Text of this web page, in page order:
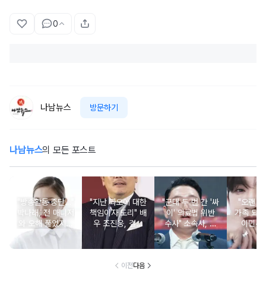
0
나남뉴스 방문하기
나남뉴스의 모든 포스트
"방송활동 중단…"
박나래, 전 매니저
와 오해 풀었지만
불찰 반성
"지난 과오에 대한
책임이자 도리" 배
우 조진웅, 결국
은퇴 선언
"군대 두 번 간 '싸
이' 의료법 위반
수사" 소속사, 수
면제 대리수령 불
찰...
"오랜
가족 되
이민우
이전다음